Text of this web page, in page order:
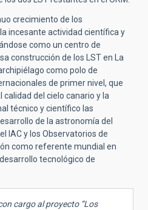
crecimiento de los
incesante actividad científica y
como un centro de
construcción de los LST en La
como polo de
de primer nivel, que
del cielo canario y la
técnico y científico las
de la astronomía del
IAC y los Observatorios de
como referente mundial en
tecnológico de
cargo al proyecto “Los